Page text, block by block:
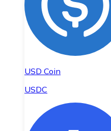
USD Coin
USDC